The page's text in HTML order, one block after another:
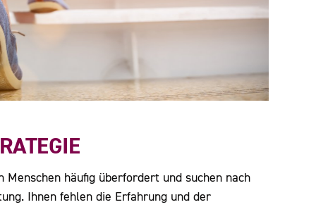
Menschen häufig überfordert und suchen nach
Ihnen fehlen die Erfahrung und der